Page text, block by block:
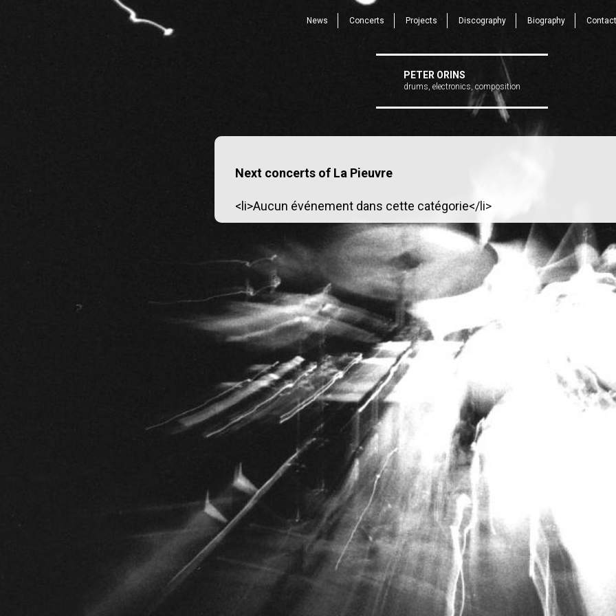
News Concerts Projects Discography Biography Contact
PETER ORINS
drums, electronics, composition
Next concerts of La Pieuvre
<li>Aucun événement dans cette catégorie</li>